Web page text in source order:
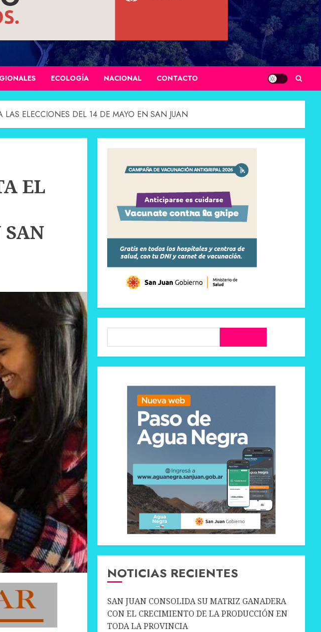
ECOLOGÍA NACIONAL CONTACTO
ELECCIONES DEL 14 DE MAYO EN SAN JUAN
EL
SAN
NOTICIAS RECIENTES
SAN JUAN CONSOLIDA SU MATRIZ GANADERA
CON EL CRECIMIENTO DE LA PRODUCCIÓN EN
TODA LA PROVINCIA